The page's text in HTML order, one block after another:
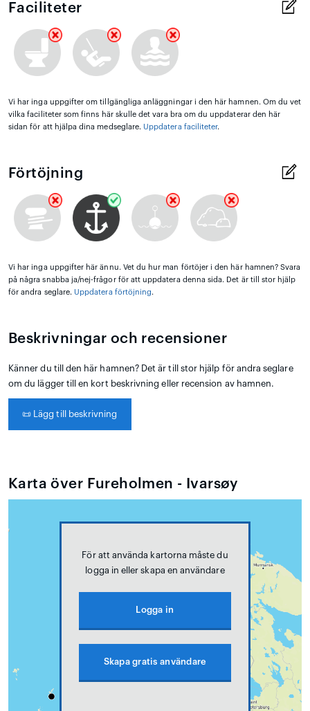
Faciliteter
Vi har inga uppgifter om tillgängliga anläggningar i den här hamnen. Om du vet
vilka faciliteter som finns här skulle det vara bra om du uppdaterar den här
sidan för att hjälpa dina medseglare. Uppdatera faciliteter.
Förtöjning
Vi har inga uppgifter här ännu. Vet du hur man förtöjer i den här hamnen? Svara
på några snabba ja/nej-frågor för att uppdatera denna sida. Det är till stor hjälp
för andra seglare. Uppdatera förtöjning.
Beskrivningar och recensioner
Känner du till den här hamnen? Det är till stor hjälp för andra seglare
om du lägger till en kort beskrivning eller recension av hamnen.
📜 Lägg till beskrivning
Karta över Fureholmen - Ivarsøy
För att använda kartorna måste du
logga in eller skapa en användare
Logga in
Skapa gratis användare